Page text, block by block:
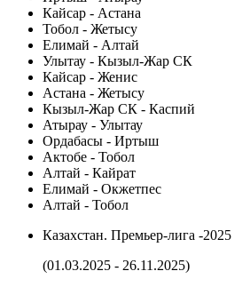
Кайсар - Астана
Тобол - Жетысу
Елимай - Алтай
Улытау - Кызыл-Жар СК
Кайсар - Женис
Астана - Жетысу
Кызыл-Жар СК - Каспий
Атырау - Улытау
Ордабасы - Иртыш
Актобе - Тобол
Алтай - Кайрат
Елимай - Окжетпес
Алтай - Тобол
Казахстан. Премьер-лига -2025
(01.03.2025 - 26.11.2025)